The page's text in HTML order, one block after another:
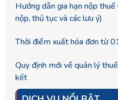
Hướng dẫn gia hạn nộp
nộp, thủ tục và các lưu ý)
Thời điểm xuất hóa đơn từ
Quy định mới về quản lý
kết